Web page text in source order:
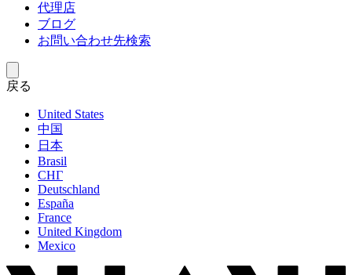
代理店
ブログ
お問い合わせ先検索
戻る
United States
中国
日本
Brasil
СНГ
Deutschland
España
France
United Kingdom
Mexico